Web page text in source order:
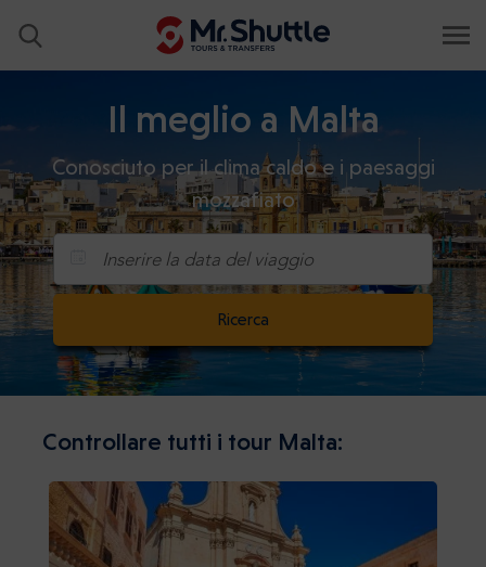
Il meglio a Malta
Conosciuto per il clima caldo e i paesaggi
mozzafiato
Inserire la data del viaggio
Ricerca
Controllare tutti i tour Malta: